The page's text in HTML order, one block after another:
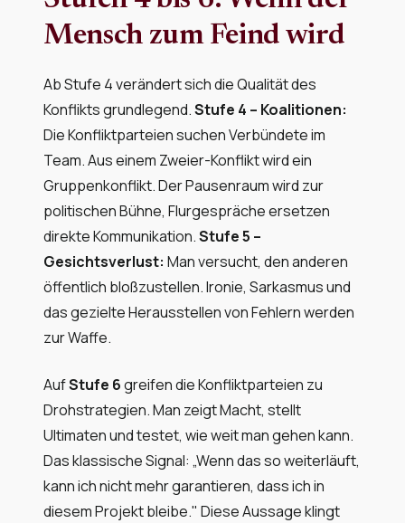
Mensch zum Feind wird
Ab Stufe 4 verändert sich die Qualität des
Konflikts grundlegend.Stufe 4 – Koalitionen:
Die Konfliktparteien suchen Verbündete im
Team. Aus einem Zweier-Konflikt wird ein
Gruppenkonflikt. Der Pausenraum wird zur
politischen Bühne, Flurgespräche ersetzen
direkte Kommunikation.Stufe 5 –
Gesichtsverlust: Man versucht, den anderen
öffentlich bloßzustellen. Ironie, Sarkasmus und
das gezielte Herausstellen von Fehlern werden
zur Waffe.
AufStufe 6greifen die Konfliktparteien zu
Drohstrategien. Man zeigt Macht, stellt
Ultimaten und testet, wie weit man gehen kann.
Das klassische Signal: „Wenn das so weiterläuft,
kann ich nicht mehr garantieren, dass ich in
diesem Projekt bleibe." Diese Aussage klingt